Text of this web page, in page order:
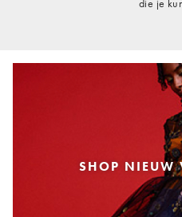
die je
SHOP NIEUW